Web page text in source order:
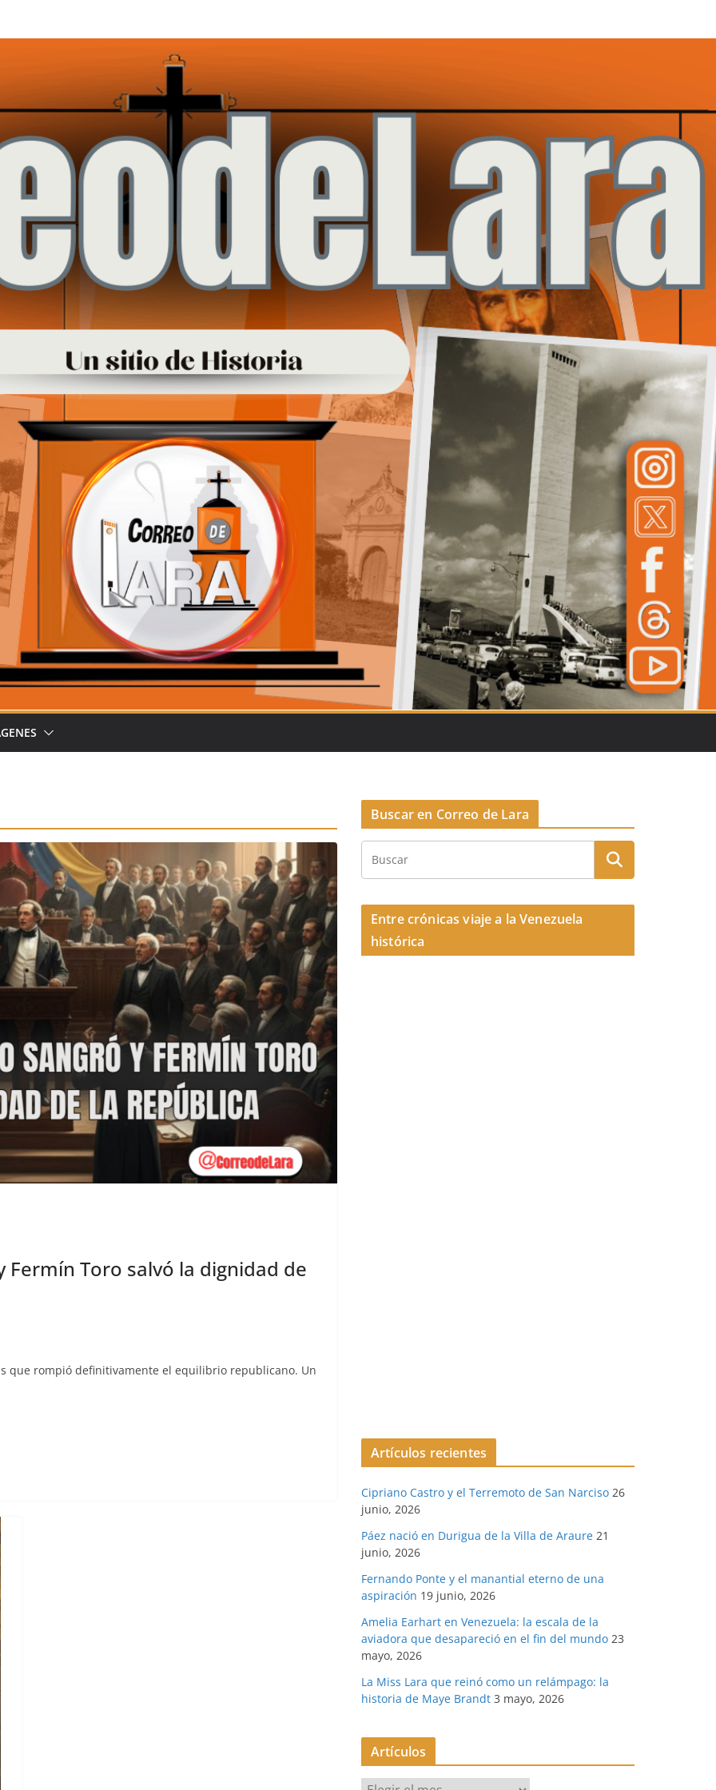
Fermín Toro salvó la dignidad de
que rompió defin­i­ti­va­mente el equi­lib­rio repub­li­cano. Un
Buscar en Correo de Lara
Entre crónicas viaje a la Venezuela
histórica
Artículos recientes
Cipriano Castro y el Terremoto de San Narciso 26
junio, 2026
Páez nació en Durigua de la Villa de Araure 21
junio, 2026
Fernando Ponte y el manantial eterno de una
aspiración 19 junio, 2026
Amelia Earhart en Venezuela: la escala de la
aviadora que desapareció en el fin del mundo 23
mayo, 2026
La Miss Lara que reinó como un relámpago: la
historia de Maye Brandt 3 mayo, 2026
Artículos